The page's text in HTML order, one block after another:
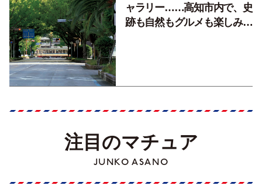
ャラリー……高知市内で、史
跡も自然もグルメも楽しみ尽
注目のマチュア
JUNKO ASANO